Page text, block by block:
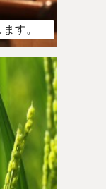
す。